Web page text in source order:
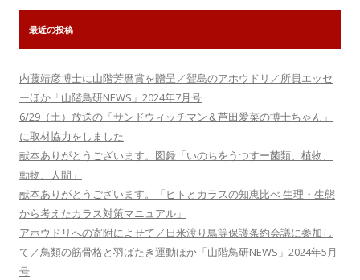
最近の投稿
内藤靖彦博士に山階芳麿賞を贈呈／聟島のアホウドリ／所員エッセ
ーほか「山階鳥研NEWS」2024年7月号
6/29（土）放送の「サンドウィッチマン＆芦田愛菜の博士ちゃん」
に取材協力をしました
献本ありがとうございます。図録「いのちをうつすー菌類、植物、
動物、人間」
献本ありがとうございます。「ヒトとカラスの知恵比べ 生理・生態
から考えたカラス対策マニュアル」
アホウドリへの寄附によせて／日米渡り鳥等保護条約会議に参加し
て／鳥類の筋骨格と羽ばたき運動ほか「山階鳥研NEWS」2024年5月
号